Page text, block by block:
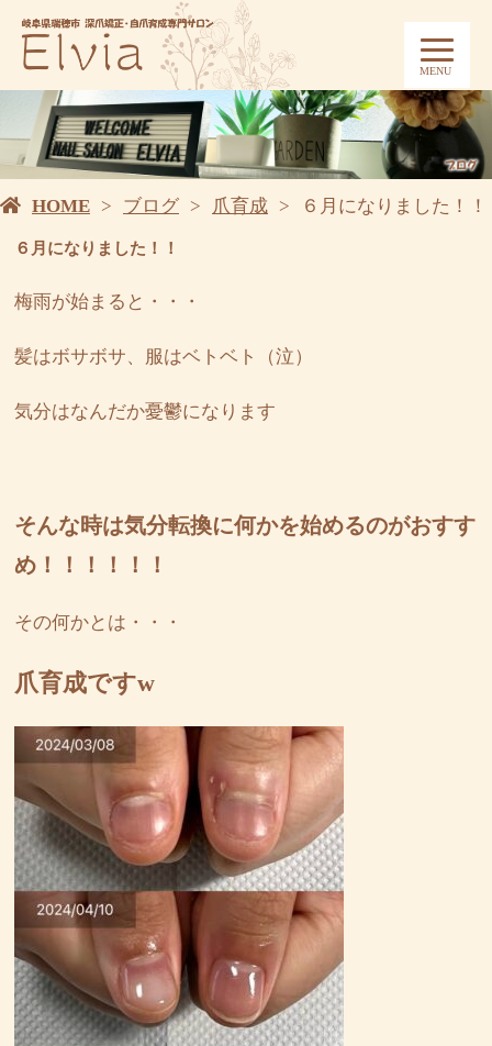
MENU
HOME ブログ 爪育成 ６月になりました！！
６月になりました！！
梅雨が始まると・・・
髪はボサボサ、服はベトベト（泣）
気分はなんだか憂鬱になります
そんな時は気分転換に何かを始めるのがおすす
め！！！！！！
その何かとは・・・
爪育成ですw